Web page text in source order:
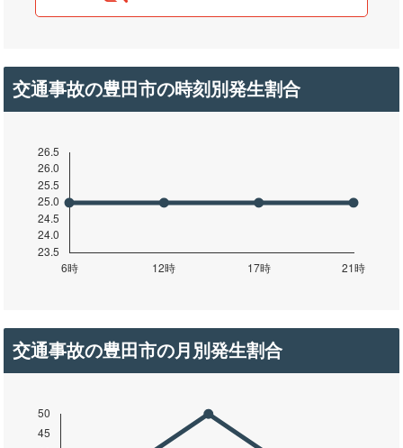
交通事故の豊田市の時刻別発生割合
交通事故の豊田市の月別発生割合